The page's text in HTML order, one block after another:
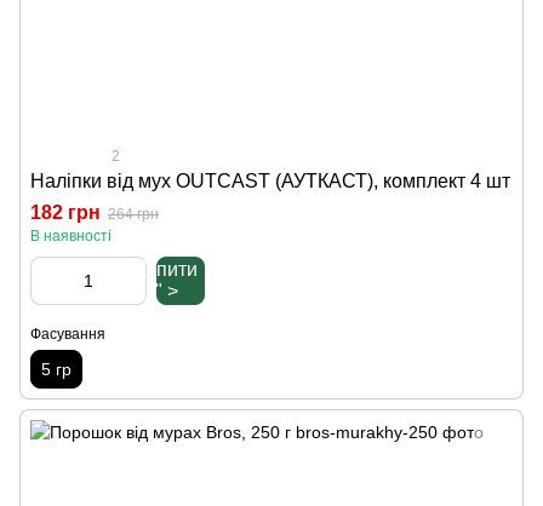
2
Наліпки від мух OUTCAST (АУТКАСТ), комплект 4 шт
182 грн 264 грн
В наявності
Купити
" >
Фасування
5 гр